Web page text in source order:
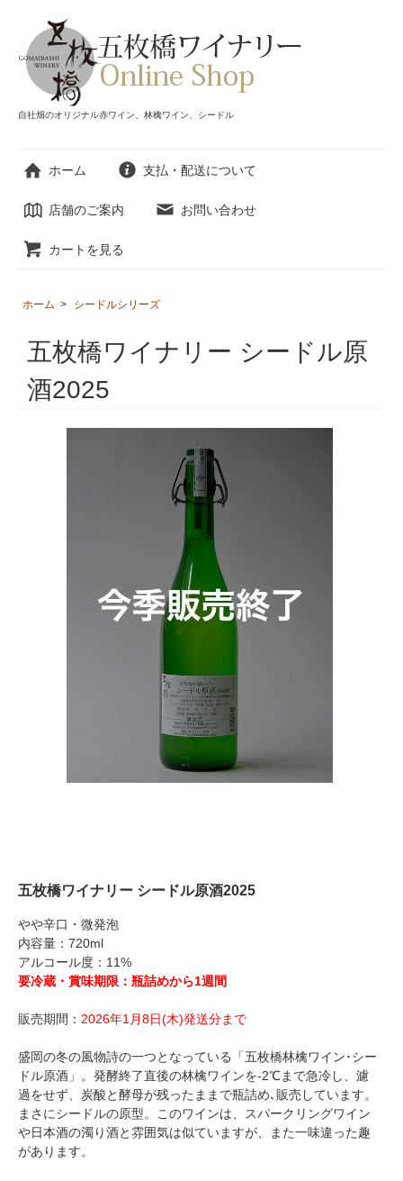
自社畑のオリジナル赤ワイン、林檎ワイン、シードル
ホーム 支払・配送について
店舗のご案内 お問い合わせ
カートを見る
ホーム > シードルシリーズ
五枚橋ワイナリー シードル原
酒2025
五枚橋ワイナリー シードル原酒2025
やや辛口・微発泡
内容量：720ml
アルコール度：11%
要冷蔵・賞味期限：瓶詰めから1週間
販売期間： 2026年1月8日(木)発送分まで
盛岡の冬の風物詩の一つとなっている「五枚橋林檎ワイン･シー
ドル原酒」。発酵終了直後の林檎ワインを-2℃まで急冷し、濾
過をせず、炭酸と酵母が残ったままで瓶詰め､販売しています。
まさにシードルの原型。このワインは、スパークリングワイン
や日本酒の濁り酒と雰囲気は似ていますが、また一味違った趣
があります。